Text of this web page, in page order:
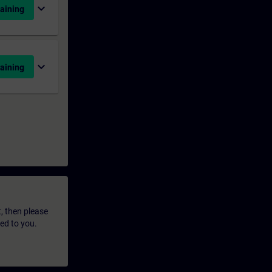
expand_more
expand_more
then please
to you.